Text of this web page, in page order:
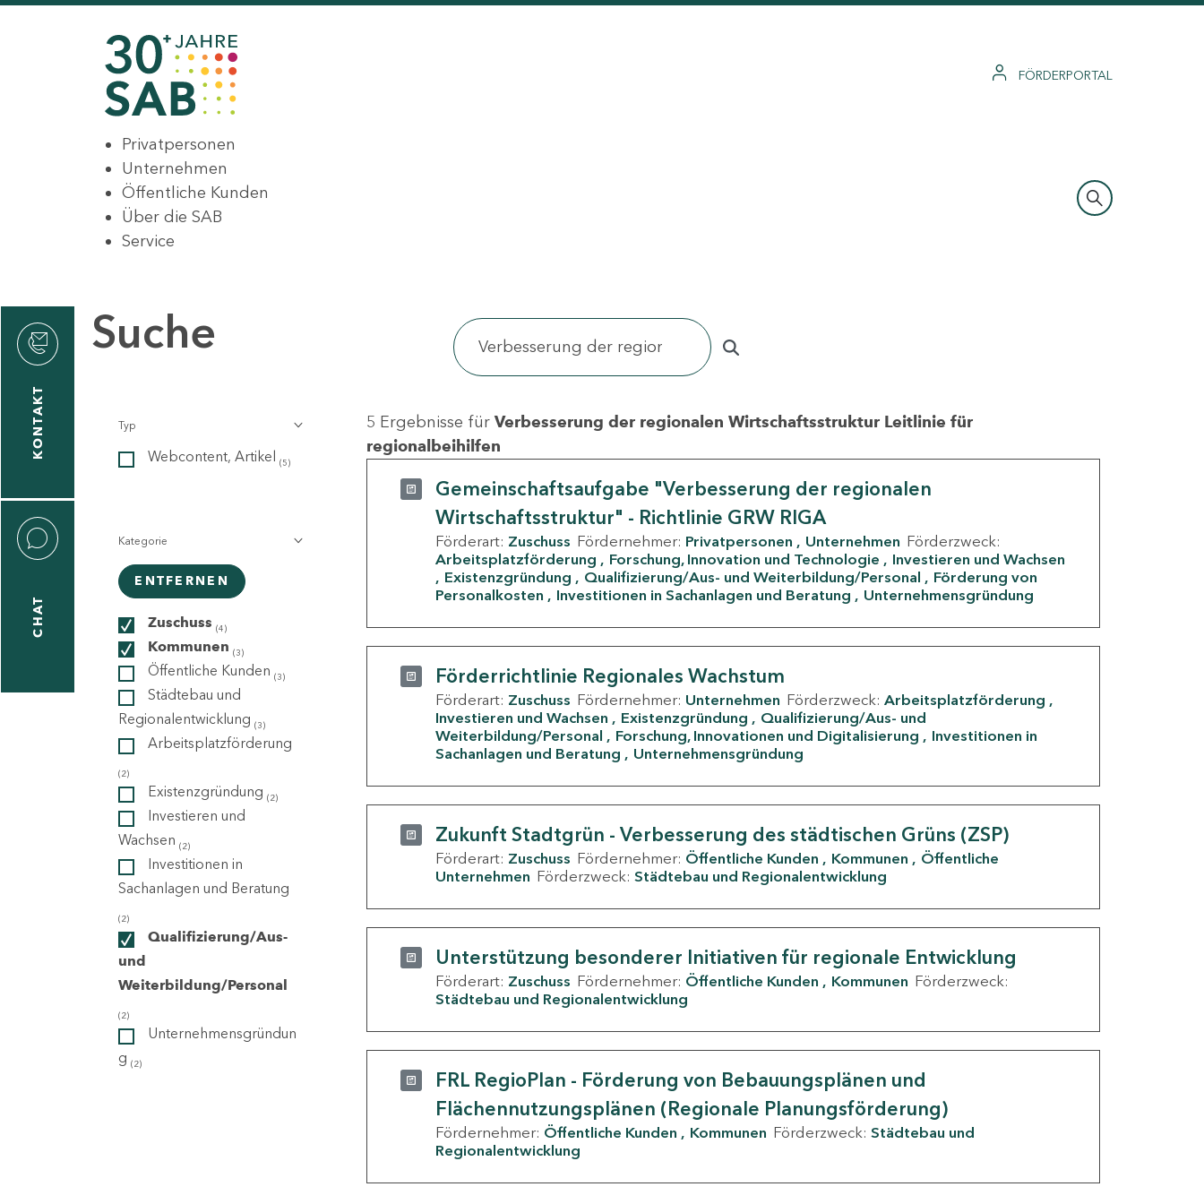
FÖRDERPORTAL
Privatpersonen
Unternehmen
Öffentliche Kunden
Über die SAB
Service
KONTAKT
CHAT
Suche
Typ
Webcontent, Artikel (5)
Kategorie
ENTFERNEN
Zuschuss (4)
Kommunen (3)
Öffentliche Kunden (3)
Städtebau und
Regionalentwicklung (3)
Arbeitsplatzförderung
(2)
Existenzgründung (2)
Investieren und
Wachsen (2)
Investitionen in
Sachanlagen und Beratung
(2)
Qualifizierung/Aus-
und
Weiterbildung/Personal
(2)
Unternehmensgründun
g (2)
5 Ergebnisse für Verbesserung der regionalen Wirtschaftsstruktur Leitlinie für
regionalbeihilfen
Gemeinschaftsaufgabe "Verbesserung der regionalen
Wirtschaftsstruktur" - Richtlinie GRW RIGA
Förderart: Zuschuss Fördernehmer: Privatpersonen Unternehmen Förderzweck:
Arbeitsplatzförderung
Forschung, Innovation und Technologie
Investieren und Wachsen
Existenzgründung
Qualifizierung/Aus- und Weiterbildung/Personal
Förderung von
Personalkosten
Investitionen in Sachanlagen und Beratung Unternehmensgründung
Förderrichtlinie Regionales Wachstum
Förderart: Zuschuss Fördernehmer: Unternehmen Förderzweck: Arbeitsplatzförderung
Investieren und Wachsen
Existenzgründung
Qualifizierung/Aus- und
Weiterbildung/Personal
Forschung, Innovationen und Digitalisierung
Investitionen in
Sachanlagen und Beratung
Unternehmensgründung
Zukunft Stadtgrün - Verbesserung des städtischen Grüns (ZSP)
Förderart: Zuschuss Fördernehmer: Öffentliche Kunden Kommunen
Öffentliche
Unternehmen Förderzweck: Städtebau und Regionalentwicklung
Unterstützung besonderer Initiativen für regionale Entwicklung
Förderart: Zuschuss Fördernehmer: Öffentliche Kunden Kommunen Förderzweck:
Städtebau und Regionalentwicklung
FRL RegioPlan - Förderung von Bebauungsplänen und
Flächennutzungsplänen (Regionale Planungsförderung)
Fördernehmer: Öffentliche Kunden Kommunen Förderzweck: Städtebau und
Regionalentwicklung